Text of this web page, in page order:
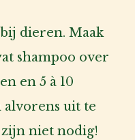
dieren. Maak
shampoo over
en 5 à 10
uit te
zijn niet nodig!